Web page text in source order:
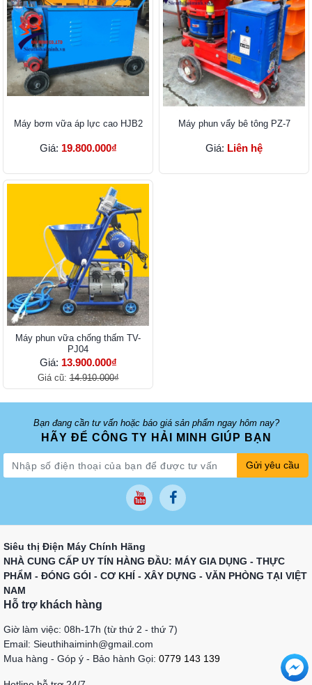
Máy bơm vữa áp lực cao HJB2
Giá: 19.800.000₫
Máy phun vẩy bê tông PZ-7
Giá: Liên hệ
Máy phun vữa chống thấm TV-
PJ04
Giá: 13.900.000₫
Giá cũ:14.910.000₫
Bạn đang cần tư vấn hoặc báo giá sản phẩm ngay hôm nay?
HÃY ĐỂ CÔNG TY HẢI MINH GIÚP BẠN
Gửi yêu cầu
Siêu thị Điện Máy Chính Hãng
NHÀ CUNG CẤP UY TÍN HÀNG ĐẦU: MÁY GIA DỤNG - THỰC
PHẨM - ĐÓNG GÓI - CƠ KHÍ - XÂY DỰNG - VĂN PHÒNG TẠI VIỆT
NAM
Hỗ trợ khách hàng
Giờ làm việc: 08h-17h (từ thứ 2 - thứ 7)
Email: Sieuthihaiminh@gmail.com
Mua hàng - Góp ý - Bảo hành Gọi: 0779 143 139